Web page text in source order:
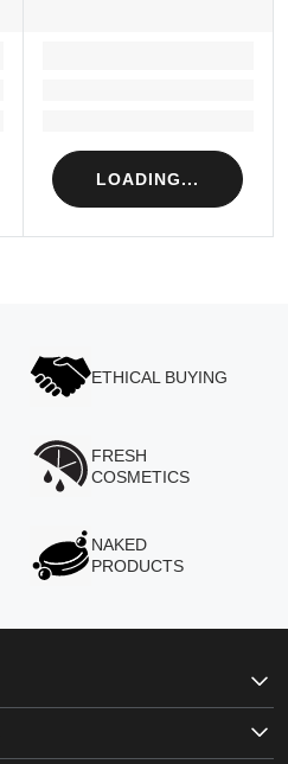
LOADING...
ETHICAL BUYING
FRESH
COSMETICS
NAKED
PRODUCTS